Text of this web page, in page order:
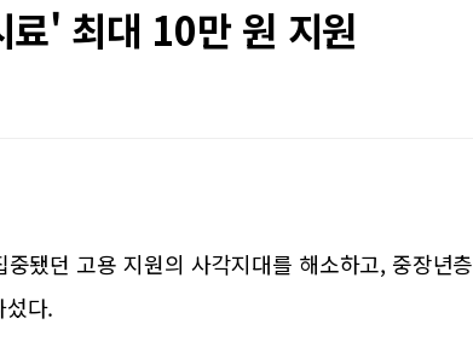
' 최대 10만 원 지원
됐던 고용 지원의 사각지대를 해소하고, 중장년층
다.